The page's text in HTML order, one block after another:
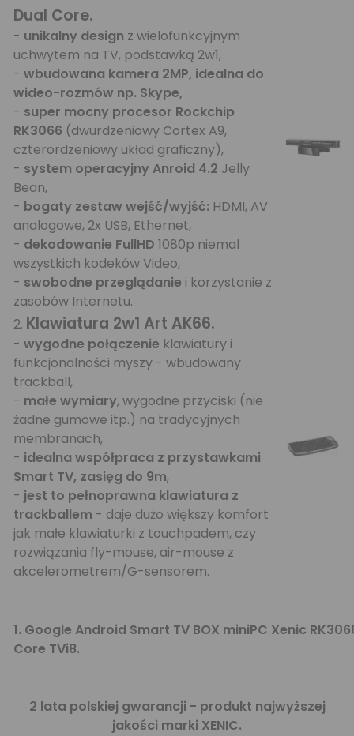
Dual Core.
- unikalny design z wielofunkcyjnym
uchwytem na TV, podstawką 2w1,
- wbudowana kamera 2MP, idealna do
wideo-rozmów np. Skype,
- super mocny procesor Rockchip
RK3066 (dwurdzeniowy Cortex A9,
czterordzeniowy układ graficzny),
- system operacyjny Anroid 4.2 Jelly
Bean,
- bogaty zestaw wejść/wyjść: HDMI, AV
analogowe, 2x USB, Ethernet,
- dekodowanie FullHD 1080p niemal
wszystkich kodeków Video,
- swobodne przeglądanie i korzystanie z
zasobów Internetu.
2. Klawiatura 2w1 Art AK66.
- wygodne połączenie klawiatury i
funkcjonalności myszy - wbudowany
trackball,
- małe wymiary, wygodne przyciski (nie
żadne gumowe itp.) na tradycyjnych
membranach,
- idealna współpraca z przystawkami
Smart TV, zasięg do 9m,
- jest to pełnoprawna klawiatura z
trackballem - daje dużo większy komfort
jak małe klawiaturki z touchpadem, czy
rozwiązania fly-mouse, air-mouse z
akcelerometrem/G-sensorem.
1. Google Android Smart TV BOX miniPC Xenic
Core TVi8.
2 lata polskiej gwarancji - produkt najwyższej
jakości marki XENIC.